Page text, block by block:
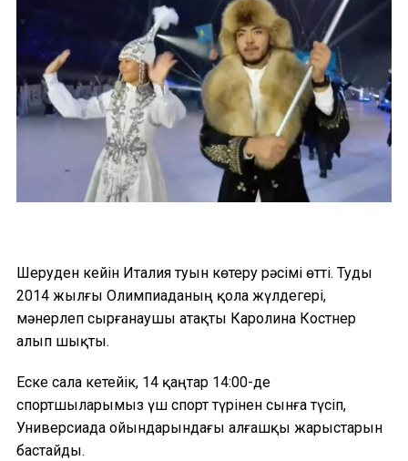
Шеруден кейін Италия туын көтеру рәсімі өтті. Туды
2014 жылғы Олимпиаданың қола жүлдегері,
мәнерлеп сырғанаушы атақты Каролина Костнер
алып шықты.
Еске сала кетейік, 14 қаңтар 14:00-де
спортшыларымыз үш спорт түрінен сынға түсіп,
Универсиада ойындарындағы алғашқы жарыстарын
бастайды.